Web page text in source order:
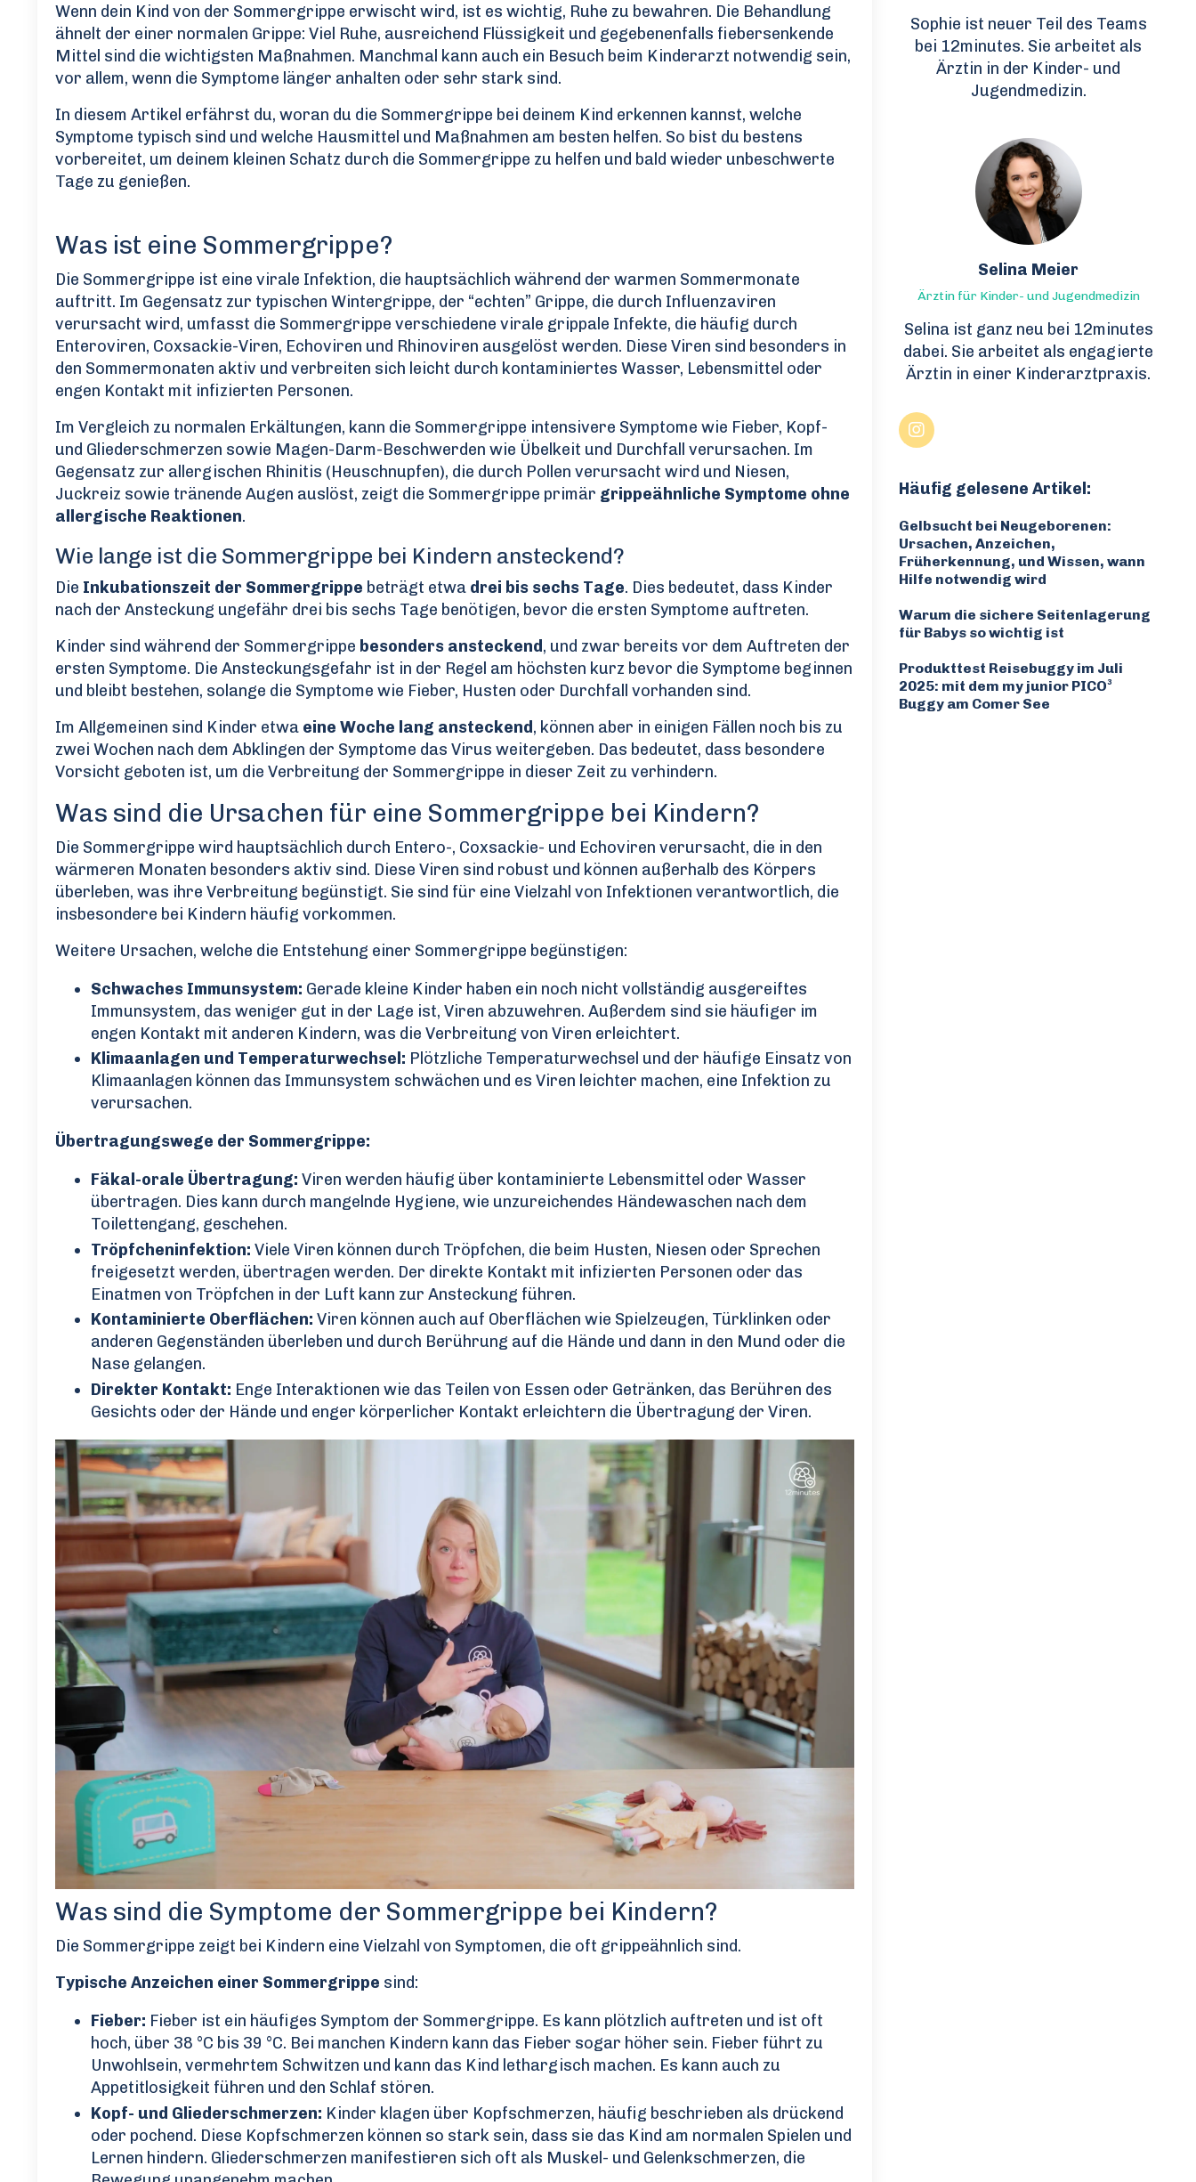
Wenn dein Kind von der Sommergrippe erwischt wird, ist es wichtig, Ruhe zu bewahren. Die Behandlung
ähnelt der einer normalen Grippe: Viel Ruhe, ausreichend Flüssigkeit und gegebenenfalls fiebersenkende
Mittel sind die wichtigsten Maßnahmen. Manchmal kann auch ein Besuch beim Kinderarzt notwendig sein,
vor allem, wenn die Symptome länger anhalten oder sehr stark sind.
In diesem Artikel erfährst du, woran du die Sommergrippe bei deinem Kind erkennen kannst, welche
Symptome typisch sind und welche Hausmittel und Maßnahmen am besten helfen. So bist du bestens
vorbereitet, um deinem kleinen Schatz durch die Sommergrippe zu helfen und bald wieder unbeschwerte
Tage zu genießen.
Was ist eine Sommergrippe?
Die Sommergrippe ist eine virale Infektion, die hauptsächlich während der warmen Sommermonate
auftritt. Im Gegensatz zur typischen Wintergrippe, der “echten” Grippe, die durch Influenzaviren
verursacht wird, umfasst die Sommergrippe verschiedene virale grippale Infekte, die häufig durch
Enteroviren, Coxsackie-Viren, Echoviren und Rhinoviren ausgelöst werden. Diese Viren sind besonders in
den Sommermonaten aktiv und verbreiten sich leicht durch kontaminiertes Wasser, Lebensmittel oder
engen Kontakt mit infizierten Personen.
Im Vergleich zu normalen Erkältungen, kann die Sommergrippe intensivere Symptome wie Fieber, Kopf-
und Gliederschmerzen sowie Magen-Darm-Beschwerden wie Übelkeit und Durchfall verursachen. Im
Gegensatz zur allergischen Rhinitis (Heuschnupfen), die durch Pollen verursacht wird und Niesen,
Juckreiz sowie tränende Augen auslöst, zeigt die Sommergrippe primär grippeähnliche Symptome ohne
allergische Reaktionen.
Wie lange ist die Sommergrippe bei Kindern ansteckend?
Die Inkubationszeit der Sommergrippe beträgt etwa drei bis sechs Tage. Dies bedeutet, dass Kinder
nach der Ansteckung ungefähr drei bis sechs Tage benötigen, bevor die ersten Symptome auftreten.
Kinder sind während der Sommergrippe besonders ansteckend, und zwar bereits vor dem Auftreten der
ersten Symptome. Die Ansteckungsgefahr ist in der Regel am höchsten kurz bevor die Symptome beginnen
und bleibt bestehen, solange die Symptome wie Fieber, Husten oder Durchfall vorhanden sind.
Im Allgemeinen sind Kinder etwa eine Woche lang ansteckend, können aber in einigen Fällen noch bis zu
zwei Wochen nach dem Abklingen der Symptome das Virus weitergeben. Das bedeutet, dass besondere
Vorsicht geboten ist, um die Verbreitung der Sommergrippe in dieser Zeit zu verhindern.
Was sind die Ursachen für eine Sommergrippe bei Kindern?
Die Sommergrippe wird hauptsächlich durch Entero-, Coxsackie- und Echoviren verursacht, die in den
wärmeren Monaten besonders aktiv sind. Diese Viren sind robust und können außerhalb des Körpers
überleben, was ihre Verbreitung begünstigt. Sie sind für eine Vielzahl von Infektionen verantwortlich, die
insbesondere bei Kindern häufig vorkommen.
Weitere Ursachen, welche die Entstehung einer Sommergrippe begünstigen:
Schwaches Immunsystem: Gerade kleine Kinder haben ein noch nicht vollständig ausgereiftes
Immunsystem, das weniger gut in der Lage ist, Viren abzuwehren. Außerdem sind sie häufiger im
engen Kontakt mit anderen Kindern, was die Verbreitung von Viren erleichtert.
Klimaanlagen und Temperaturwechsel: Plötzliche Temperaturwechsel und der häufige Einsatz von
Klimaanlagen können das Immunsystem schwächen und es Viren leichter machen, eine Infektion zu
verursachen.
Übertragungswege der Sommergrippe:
Fäkal-orale Übertragung: Viren werden häufig über kontaminierte Lebensmittel oder Wasser
übertragen. Dies kann durch mangelnde Hygiene, wie unzureichendes Händewaschen nach dem
Toilettengang, geschehen.
Tröpfcheninfektion: Viele Viren können durch Tröpfchen, die beim Husten, Niesen oder Sprechen
freigesetzt werden, übertragen werden. Der direkte Kontakt mit infizierten Personen oder das
Einatmen von Tröpfchen in der Luft kann zur Ansteckung führen.
Kontaminierte Oberflächen: Viren können auch auf Oberflächen wie Spielzeugen, Türklinken oder
anderen Gegenständen überleben und durch Berührung auf die Hände und dann in den Mund oder die
Nase gelangen.
Direkter Kontakt: Enge Interaktionen wie das Teilen von Essen oder Getränken, das Berühren des
Gesichts oder der Hände und enger körperlicher Kontakt erleichtern die Übertragung der Viren.
Was sind die Symptome der Sommergrippe bei Kindern?
Die Sommergrippe zeigt bei Kindern eine Vielzahl von Symptomen, die oft grippeähnlich sind.
Typische Anzeichen einer Sommergrippe sind:
Fieber: Fieber ist ein häufiges Symptom der Sommergrippe. Es kann plötzlich auftreten und ist oft
hoch, über 38 °C bis 39 °C. Bei manchen Kindern kann das Fieber sogar höher sein. Fieber führt zu
Unwohlsein, vermehrtem Schwitzen und kann das Kind lethargisch machen. Es kann auch zu
Appetitlosigkeit führen und den Schlaf stören.
Kopf- und Gliederschmerzen: Kinder klagen über Kopfschmerzen, häufig beschrieben als drückend
oder pochend. Diese Kopfschmerzen können so stark sein, dass sie das Kind am normalen Spielen und
Lernen hindern. Gliederschmerzen manifestieren sich oft als Muskel- und Gelenkschmerzen, die
Sophie ist neuer Teil des Teams
bei 12minutes. Sie arbeitet als
Ärztin in der Kinder- und
Jugendmedizin.
Selina Meier
Ärztin für Kinder- und Jugendmedizin
Selina ist ganz neu bei 12minutes
dabei. Sie arbeitet als engagierte
Ärztin in einer Kinderarztpraxis.
Häufig gelesene Artikel:
Gelbsucht bei Neugeborenen:
Ursachen, Anzeichen,
Früherkennung, und Wissen, wann
Hilfe notwendig wird
Warum die sichere Seitenlagerung
für Babys so wichtig ist
Produkttest Reisebuggy im Juli
2025: mit dem my junior PICO³
Buggy am Comer See